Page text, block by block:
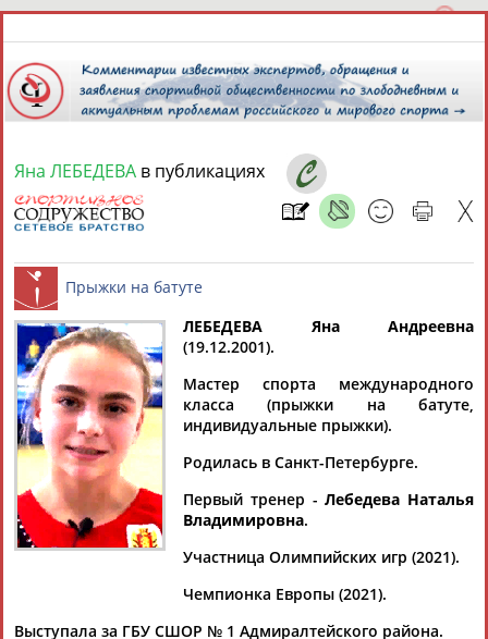
7 августа 2026 года,
СПОРТСМЕНЫ, ТРЕНЕРЫ И СПЕЦИАЛИСТЫ
Найдено: 13181персон Расширенный поиск
Аслаудин
АБАЕВ
Елена
АБАИМОВА
Мария
Юлия
АБАЛАКИНА
Тамилла
АБАСОВА
Рамазан
АБАЧАРАЕВ
Ростом
АБАШИДЗЕ
Яна ЛЕБЕДЕВА в публикациях
Прыжки на батуте
ЛЕБЕДЕВА Яна Андреевна
(19.12.2001).
Мастер спорта международного
класса (прыжки на батуте,
индивидуальные прыжки).
Родилась в Санкт-Петербурге.
Первый тренер -Лебедева Наталья
Владимировна.
Участница Олимпийских игр (2021).
Чемпионка Европы (2021).
Выступала за ГБУ СШОР № 1 Адмиралтейского района.